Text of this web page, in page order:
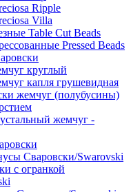
Ripple
Villa
Table Cut Beads
Pressed Beads
круглый
капля грушевидная
жемчуг (полубусины)
жемчуг -
Сваровски/Swarovski
с огранкой